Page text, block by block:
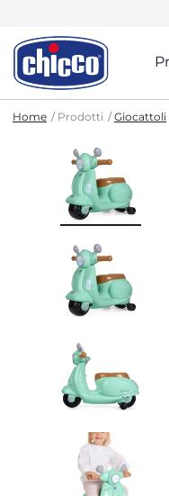
Home Prodotti Giocattoli